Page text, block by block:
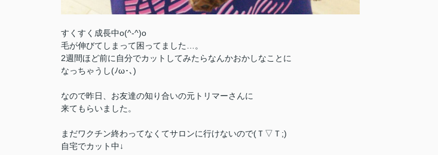
すくすく成長中o(^-^)o
毛が伸びてしまって困ってました…。
2週間ほど前に自分でカットしてみたらなんかおかしなことに
なっちゃうし(ﾉω･､)
なので昨日、お友達の知り合いの元トリマーさんに
来てもらいました。
まだワクチン終わってなくてサロンに行けないので(Ｔ▽Ｔ;)
自宅でカット中↓